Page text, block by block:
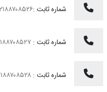
شماره ثابت :
شماره ثابت :
شماره ثابت :